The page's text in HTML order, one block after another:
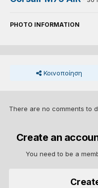
PHOTO INFORMATION
Κοινοποίηση
There are no comments to
Create an
You need to be a